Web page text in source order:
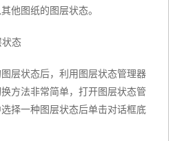
他图纸的图层状态。
状态
层状态后，利用图层状态管理器
方法非常简单，打开图层状态管
择一种图层状态后单击对话框底